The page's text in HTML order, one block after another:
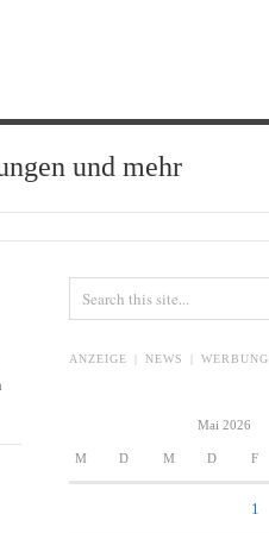
und mehr
ANZEIGE | NEWS | WERBUNG
Mai 2026
M D M D F
1